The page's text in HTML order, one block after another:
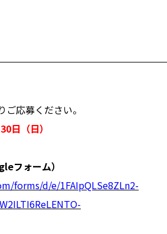
応募ください。
日（日）
フォーム）
forms/d/e/1FAIpQLSe8ZLn2-